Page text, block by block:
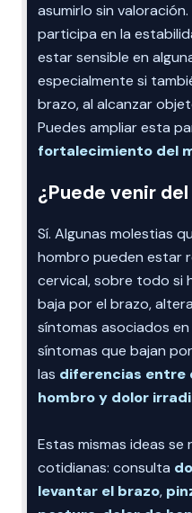
asumirlo sin
participa en la
estar sensible en
especialmente si
brazo, al alcanzar
Puedes ampliar esta
fortalecimiento del
¿Puede venir
Sí. Algunas molestias
hombro pueden estar
cervical, sobre todo si
baja por el brazo,
síntomas asociados
síntomas que bajan
las diferencias entre
hombro y dolor
Estas mismas ideas
cotidianas: consulta
levantar el brazo,